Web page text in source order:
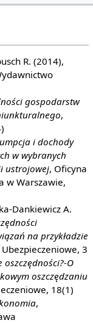
R. (2014),
gospodarstw
,
i dochody
w wybranych
ustrojowej, Oficyna
w Warszawie,
Dankiewicz A.
na przykładzie
3
oszczędności?-O
oszczędzaniu
18(1)
,